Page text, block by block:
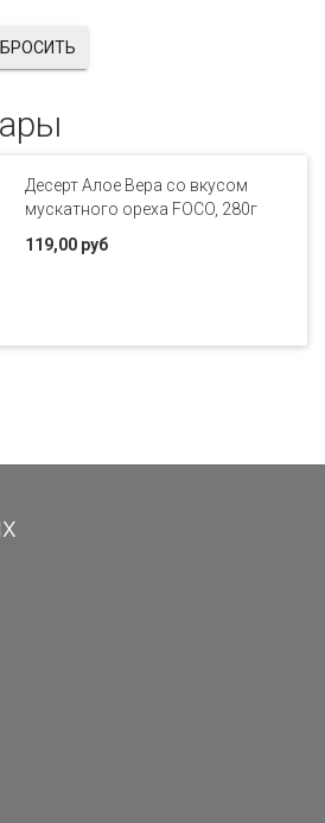
Десерт Алое Вера со вкусом
мускатного ореха FOCO, 280г
119,00 руб